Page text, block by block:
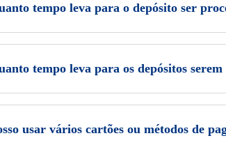
tempo leva para o depósito ser
tempo leva para os depósitos
usar vários cartões ou métodos de